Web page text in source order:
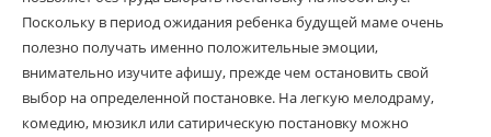
Поскольку в период ожидания ребенка будущей маме очень
полезно получать именно положительные эмоции,
внимательно изучите афишу, прежде чем остановить свой
выбор на определенной постановке. На легкую мелодраму,
комедию, мюзикл или сатирическую постановку можно